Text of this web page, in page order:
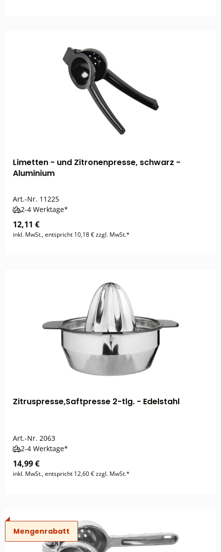
Limetten - und Zitronenpresse, schwarz -
Aluminium
Art.-Nr. 11225
2-4 Werktage*
12,11 €
inkl. MwSt., entspricht 10,18 € zzgl. MwSt.*
Zitruspresse,Saftpresse 2-tlg. - Edelstahl
Art.-Nr. 2063
2-4 Werktage*
14,99 €
inkl. MwSt., entspricht 12,60 € zzgl. MwSt.*
Mengenrabatt